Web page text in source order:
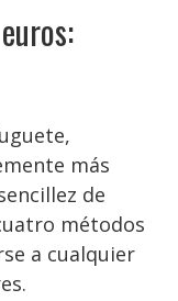
más
de
métodos
a cualquier